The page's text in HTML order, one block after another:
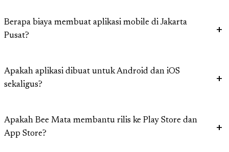
Berapa biaya membuat aplikasi mobile di Jakarta
Pusat?
Apakah aplikasi dibuat untuk Android dan iOS
sekaligus?
Apakah Bee Mata membantu rilis ke Play Store dan
App Store?